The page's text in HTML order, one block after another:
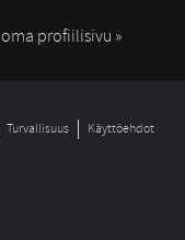
profiilisivu »
Turvallisuus
Käyttöehdot